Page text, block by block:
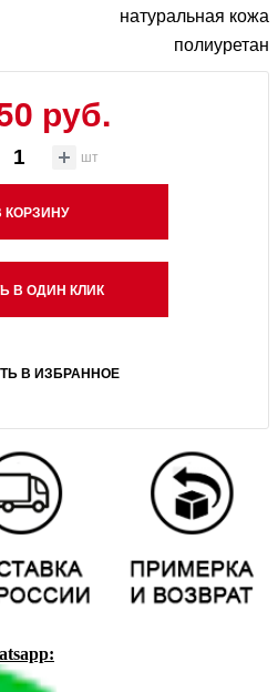
натуральная кожа
полиуретан
руб.
шт
КОРЗИНУ
В ОДИН КЛИК
В ИЗБРАННОЕ